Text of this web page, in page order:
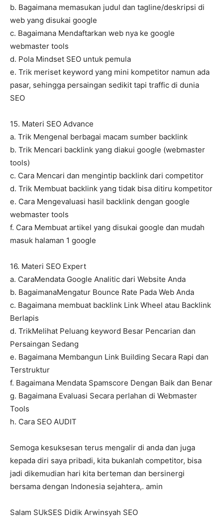
b. Bagaimana memasukan judul dan tagline/deskripsi di
web yang disukai google
c. Bagaimana Mendaftarkan web nya ke google
webmaster tools
d. Pola Mindset SEO untuk pemula
e. Trik meriset keyword yang mini kompetitor namun ada
pasar, sehingga persaingan sedikit tapi traffic di dunia
SEO
15. Materi SEO Advance
a. Trik Mengenal berbagai macam sumber backlink
b. Trik Mencari backlink yang diakui google (webmaster
tools)
c. Cara Mencari dan mengintip backlink dari competitor
d. Trik Membuat backlink yang tidak bisa ditiru kompetitor
e. Cara Mengevaluasi hasil backlink dengan google
webmaster tools
f. Cara Membuat artikel yang disukai google dan mudah
masuk halaman 1 google
16. Materi SEO Expert
a. CaraMendata Google Analitic dari Website Anda
b. BagaimanaMengatur Bounce Rate Pada Web Anda
c. Bagaimana membuat backlink Link Wheel atau Backlink
Berlapis
d. TrikMelihat Peluang keyword Besar Pencarian dan
Persaingan Sedang
e. Bagaimana Membangun Link Building Secara Rapi dan
Terstruktur
f. Bagaimana Mendata Spamscore Dengan Baik dan Benar
g. Bagaimana Evaluasi Secara perlahan di Webmaster
Tools
h. Cara SEO AUDIT
Semoga kesuksesan terus mengalir di anda dan juga
kepada diri saya pribadi, kita bukanlah competitor, bisa
jadi dikemudian hari kita berteman dan bersinergi
bersama dengan Indonesia sejahtera,. amin
Salam SUkSES Didik Arwinsyah SEO